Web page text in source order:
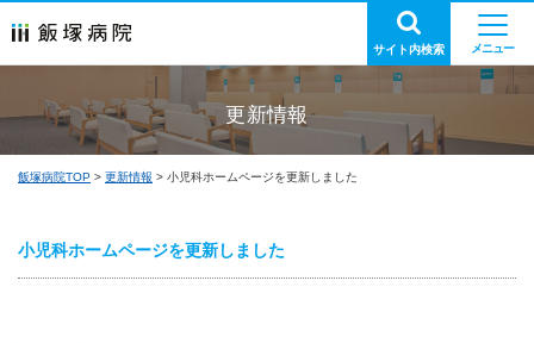
サイト内検索
更新情報
飯塚病院TOP 更新情報 小児科ホームページを更新しました
小児科ホームページを更新しました